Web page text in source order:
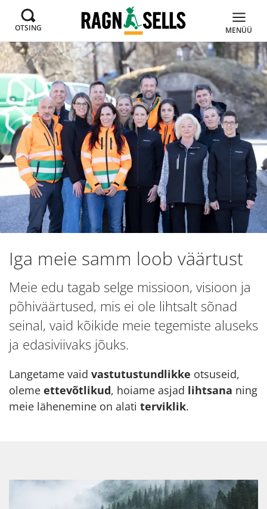
OTSING MENÜÜ
Iga meie samm loob väärtust
Meie edu tagab selge missioon, visioon ja
põhiväärtused, mis ei ole lihtsalt sõnad
seinal, vaid kõikide meie tegemiste aluseks
ja edasiviivaks jõuks.
Langetame vaid vastutustundlikke otsuseid,
oleme ettevõtlikud, hoiame asjad lihtsana ning
meie lähenemine on alati terviklik.